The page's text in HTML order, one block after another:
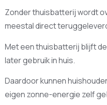
Zonder thuisbatterij wordt
meestal direct
Met een thuisbatterij blijft
later gebruik in huis.
Daardoor kunnen
eigen zonne-energie zelf